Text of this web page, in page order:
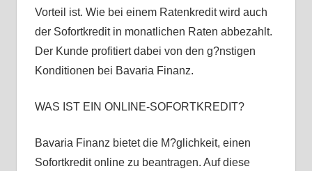
Vorteil ist. Wie bei einem Ratenkredit wird auch
der Sofortkredit in monatlichen Raten abbezahlt.
Der Kunde profitiert dabei von den g?nstigen
Konditionen bei Bavaria Finanz.
WAS IST EIN ONLINE-SOFORTKREDIT?
Bavaria Finanz bietet die M?glichkeit, einen
Sofortkredit online zu beantragen. Auf diese